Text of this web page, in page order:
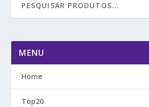
MENU
Home
Top20